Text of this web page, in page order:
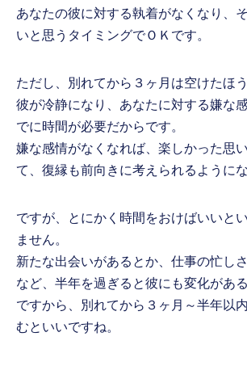
あなたの彼に対する執着がなくなり、
いと思うタイミングでＯＫです。
ただし、別れてから３ヶ月は空けたほ
彼が冷静になり、あなたに対する嫌な
でに時間が必要だからです。
嫌な感情がなくなれば、楽しかった思
て、復縁も前向きに考えられるようにな
ですが、とにかく時間をおけばいいと
ません。
新たな出会いがあるとか、仕事の忙し
など、半年を過ぎると彼にも変化があ
ですから、別れてから３ヶ月～半年以
むといいですね。